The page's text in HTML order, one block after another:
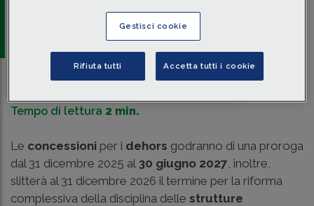
redazione Memento
Tempo di lettura 2 min.
Le concessioni per i dehors godranno di una proroga
dal 31 dicembre 2025 al 30 giugno 2027 , inoltre,
slitterà al 31 dicembre 2026 il termine per la riforma
complessiva della disciplina delle strutture
Gestisci cookie
Rifiuta tutti Accetta tutti i cookie